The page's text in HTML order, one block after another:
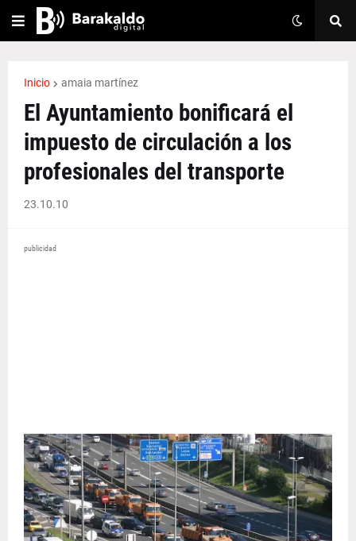
Inicio amaia martínez
El Ayuntamiento bonificará el
impuesto de circulación a los
profesionales del transporte
23.10.10
publicidad